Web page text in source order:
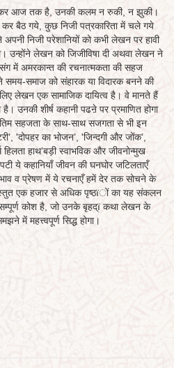
आज तक है, उनकी कलम न रुकी, न झुकी।
बैठ गये, कुछ निजी पत्रकारिता में चले गये
निजी परेशानियों को कभी लेखन पर हावी
उन्होंने लेखन को जिजीविषा दी अथवा लेखन ने
में अमरकान्त की रचनात्मकता की सहज
समय-समाज को संहारक या विदारक बनने की
लेखन एक सामाजिक दायित्व है। वे मानते हैं
उनकी शीर्ष कहानी पढऩे पर प्रमाणित होगा
सहजता के साथ-साथ सजगता से भी इन
'दोपहर का भोजन’, 'जिन्दगी और जोंक’,
हाथ’बड़ी स्वाभविक और जीवनोन्मुख
ये कहानियाँ जीवन की घनघोर जटिलताएँ
व प्रेषण में ये रचनाएँ हमें देर तक सोचने के
एक हजार से अधिक पृष्ठïों का यह संकलन
सम्पूर्ण कोश है, जो उनके बृहद्ï कथा लेखन के
में महत्त्वपूर्ण सिद्ध होगा।